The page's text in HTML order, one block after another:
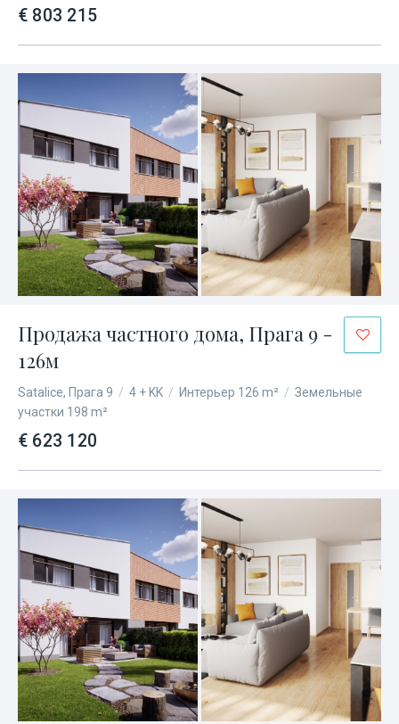
€ 803 215
Продажа частного дома, Прага 9 -
126м
Satalice, Прага 9 / 4 + KK / Интерьер 126 m² / Земельные
участки 198 m²
€ 623 120